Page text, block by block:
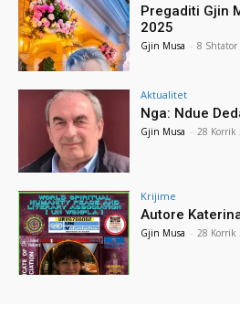
Pregaditi Gjin
2025
Gjin Musa - 8 Shtator
Aktualitet
Nga: Ndue
Gjin Musa - 28 Korrik
Krijime
Autore
Gjin Musa - 28 Korrik